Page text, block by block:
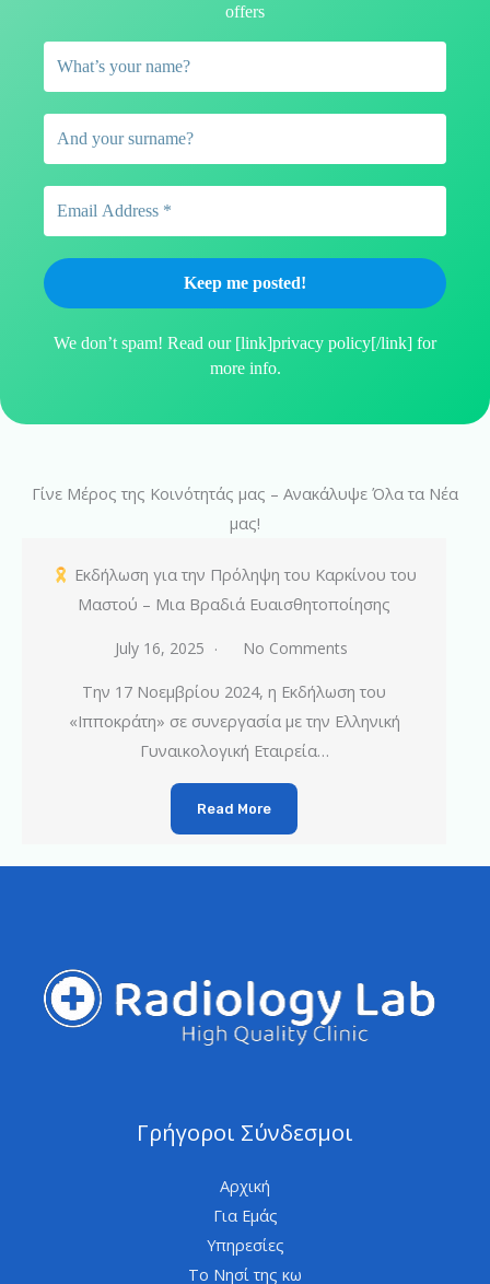
offers
We don’t spam! Read our [link]privacy policy[/link] for
more info.
Γίνε Μέρος της Κοινότητάς μας – Ανακάλυψε Όλα τα Νέα
μας!
Εκδήλωση για την Πρόληψη του Καρκίνου του
Μαστού – Μια Βραδιά Ευαισθητοποίησης
July 16, 2025 No Comments
Την 17 Νοεμβρίου 2024, η Εκδήλωση του
«Ιπποκράτη» σε συνεργασία με την Ελληνική
Γυναικολογική Εταιρεία…
Read More
Γρήγοροι Σύνδεσμοι
Αρχική
Για Εμάς
Υπηρεσίες
Το Νησί της κω